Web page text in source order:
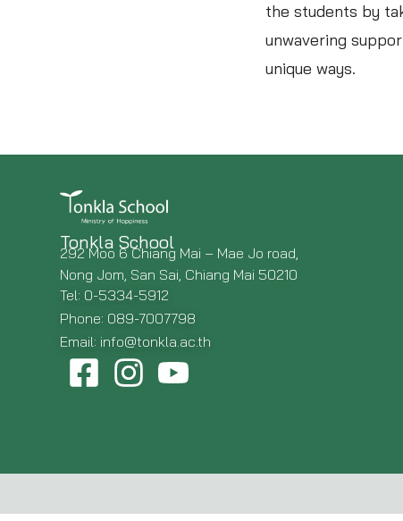
the students by
unwavering
unique ways.
Tonkla School
292 Moo 6 Chiang Mai – Mae Jo road,
Nong Jom, San Sai, Chiang Mai 50210
Tel: 0-5334-5912
Phone: 089-7007798
Email: info@tonkla.ac.th